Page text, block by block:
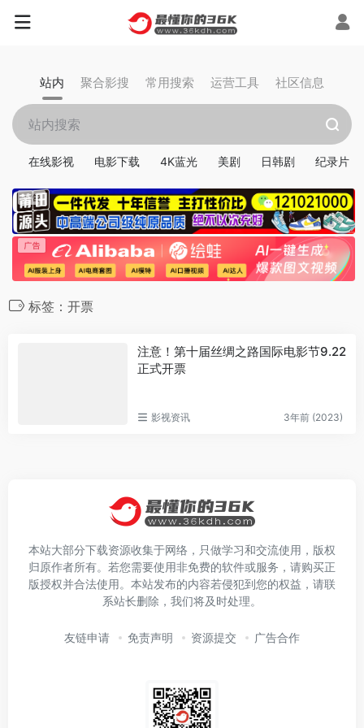
站内 聚合影搜 常用搜索 运营工具 社区信息
在线影视 电影下载 4K蓝光 美剧 日韩剧 纪录片
标签：开票
注意！第十届丝绸之路国际电影节9.22
正式开票
影视资讯 3年前 (2023)
本站大部分下载资源收集于网络，只做学习和交流使用，版权
归原作者所有。若您需要使用非免费的软件或服务，请购买正
版授权并合法使用。本站发布的内容若侵犯到您的权益，请联
系站长删除，我们将及时处理。
友链申请 免责声明 资源提交 广告合作